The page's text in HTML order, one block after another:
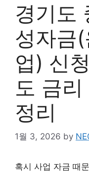
경기도
성자금
업) 신
도 금
정리
1월 3, 2026 by
혹시 사업 자금 때